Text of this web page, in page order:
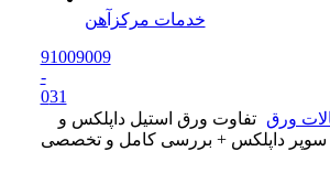
خدمات مرکزآهن
91009009
-
031
ورق
تفاوت ورق استیل داپلکس و
سوپر داپلکس + بررسی کامل و تخصصی